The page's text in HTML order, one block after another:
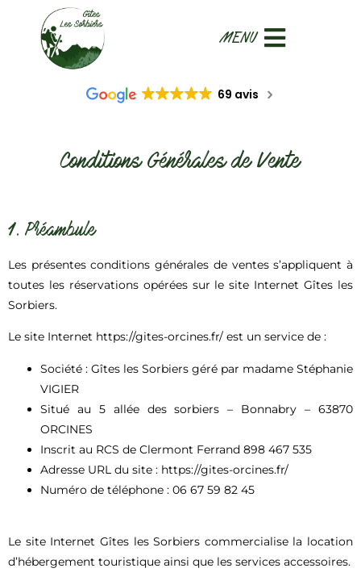
69 avis
Conditions Générales de Vente
1. Préambule
Les présentes conditions générales de ventes s’appliquent à
toutes les réservations opérées sur le site Internet Gîtes les
Sorbiers.
Le site Internet https://gites-orcines.fr/ est un service de :
Société : Gîtes les Sorbiers géré par madame Stéphanie
VIGIER
Situé au 5 allée des sorbiers – Bonnabry – 63870
ORCINES
Inscrit au RCS de Clermont Ferrand 898 467 535
Adresse URL du site : https://gites-orcines.fr/
Numéro de téléphone : 06 67 59 82 45
Le site Internet Gîtes les Sorbiers commercialise la location
d’hébergement touristique ainsi que les services accessoires.